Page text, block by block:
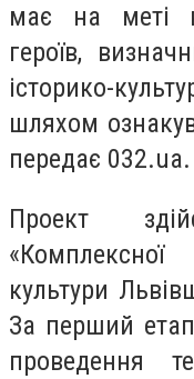
має на меті
героїв,
історико-
шляхом
передає 032.ua.
Проект
культури
За перший етап
проведення